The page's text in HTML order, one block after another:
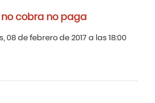
no cobra no paga
08 de febrero de 2017 a las 18:00